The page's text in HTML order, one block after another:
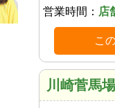
営業時間： 店
こ
川崎菅馬